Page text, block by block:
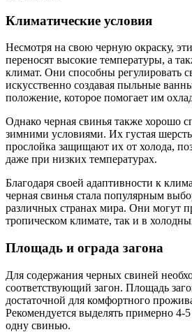
Климатические условия
Несмотря на свою черную окраску,
переносят высокие температуры, а
климат. Они способны регулировать
искусственно создавая пыльные
положение, которое помогает им
Однако черная свинья также хорошо
зимними условиями. Их густая
прослойка защищают их от холода,
даже при низких температурах.
Благодаря своей адаптивности к
черная свинья стала популярным
различных странах мира. Они могут
тропическом климате, так и в
Площадь и ограда загона
Для содержания черных свиней
соответствующий загон. Площадь
достаточной для комфортного
Рекомендуется выделять примерно 4-
одну свинью.